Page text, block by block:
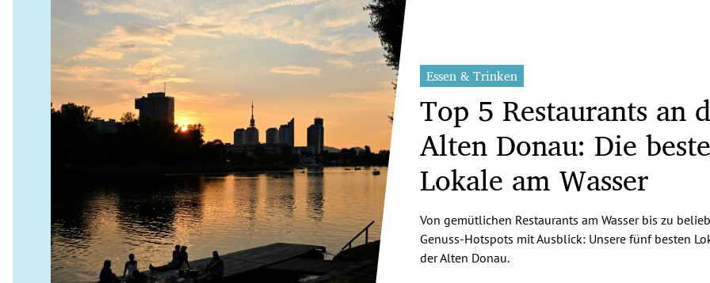
Essen & Trinken
Top 5 Restaurants an
Alten Donau: Die
Lokale am Wasser
Von gemütlichen Restaurants am Wasser bis zu
Genuss-Hotspots mit Ausblick: Unsere fünf besten
der Alten Donau.